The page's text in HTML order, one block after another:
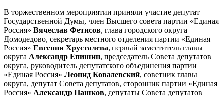
В торжественном мероприятии приняли участие депутат
Государственной Думы, член Высшего совета партии «Единая
Россия» Вячеслав Фетисов, глава городского округа
Домодедово, секретарь местного отделения партии «Единая
Россия» Евгения Хрусталева, первый заместитель главы
округа Александр Епишин, председатель Совета депутатов
округа, руководитель депутатского объединения партии
«Единая Россия» Леонид Ковалевский, советник главы
округа, депутат Совета депутатов, сторонник партии «Единая
Россия» Александр Пашков, депутаты Совета депутатов